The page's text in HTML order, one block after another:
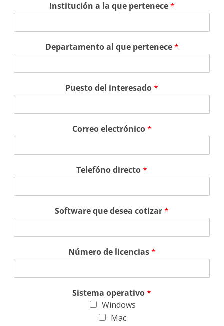
Institución a la que pertenece*
Departamento al que pertenece*
Puesto del interesado*
Correo electrónico*
Telefóno directo*
Software que desea cotizar*
Número de licencias*
Sistema operativo*
Windows
Mac